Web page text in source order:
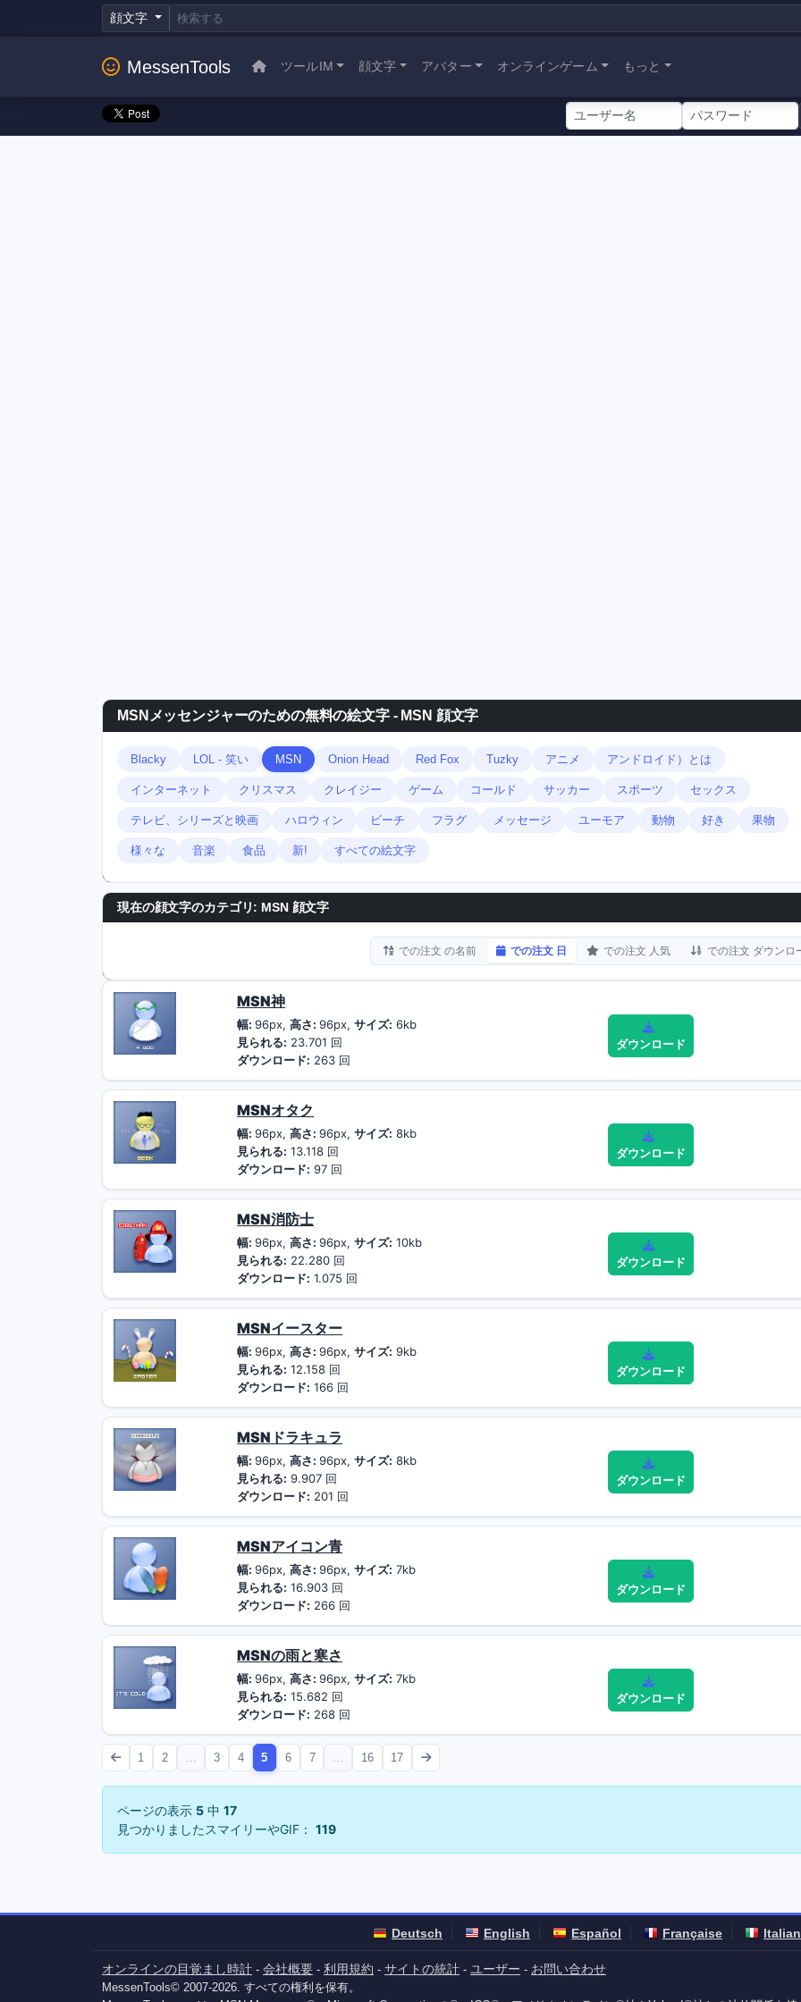
顔文字
MessenTools ツールIM 顔文字 アバター オンラインゲーム もっと
MSNメッセンジャーのための無料の絵文字 - MSN 顔文字
Blacky LOL - 笑い MSN Onion Head Red Fox Tuzky アニメ アンドロイド）とは
インターネット クリスマス クレイジー ゲーム コールド サッカー スポーツ セックス
テレビ、シリーズと映画 ハロウィン ビーチ フラグ メッセージ ユーモア 動物 好き 果物
様々な 音楽 食品 新! すべての絵文字
現在の顔文字のカテゴリ: MSN 顔文字
での注文 の名前 での注文 日 での注文 人気 での注文 ダウンロ
MSN神
幅:96px,高さ:96px,サイズ: 6kb
見られる: 23.701 回
ダウンロード: 263 回
ダウンロード
MSNオタク
幅:96px,高さ:96px,サイズ: 8kb
見られる: 13.118 回
ダウンロード: 97 回
ダウンロード
MSN消防士
幅:96px,高さ:96px,サイズ: 10kb
見られる: 22.280 回
ダウンロード: 1.075 回
ダウンロード
MSNイースター
幅:96px,高さ:96px,サイズ: 9kb
見られる: 12.158 回
ダウンロード: 166 回
ダウンロード
MSNドラキュラ
幅:96px,高さ:96px,サイズ: 8kb
見られる: 9.907 回
ダウンロード: 201 回
ダウンロード
MSNアイコン青
幅:96px,高さ:96px,サイズ: 7kb
見られる: 16.903 回
ダウンロード: 266 回
ダウンロード
MSNの雨と寒さ
幅:96px,高さ:96px,サイズ: 7kb
見られる: 15.682 回
ダウンロード: 268 回
ダウンロード
1 2 3 4 5 6 7 16 17
ページの表示 5 中 17
見つかりましたスマイリーやGIF： 119
Deutsch English Español Française
オンラインの目覚まし時計 - 会社概要 - 利用規約 - サイトの統計 - ユーザー - お問い合わせ
MessenTools© 2007-2026. すべての権利を保有。